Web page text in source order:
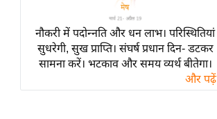
फिटनेस मंत्रा
रिलेशनशिप
राजनीति
समसामयिक
नौकरी में पदोन्नति और धन लाभ। परिस्थितियां
सुधरेगी, सुख प्राप्ति। संघर्ष प्रधान दिन- डटकर
सामना करें। भटकाव और समय व्यर्थ बीतेगा।
और पढ़ें